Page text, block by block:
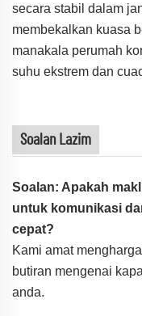
secara stabil dalam
membekalkan kuasa
manakala perumah
suhu ekstrem dan
Soalan Lazim
Soalan: Apakah
untuk komunikasi
cepat?
Kami amat
butiran mengenai
anda.